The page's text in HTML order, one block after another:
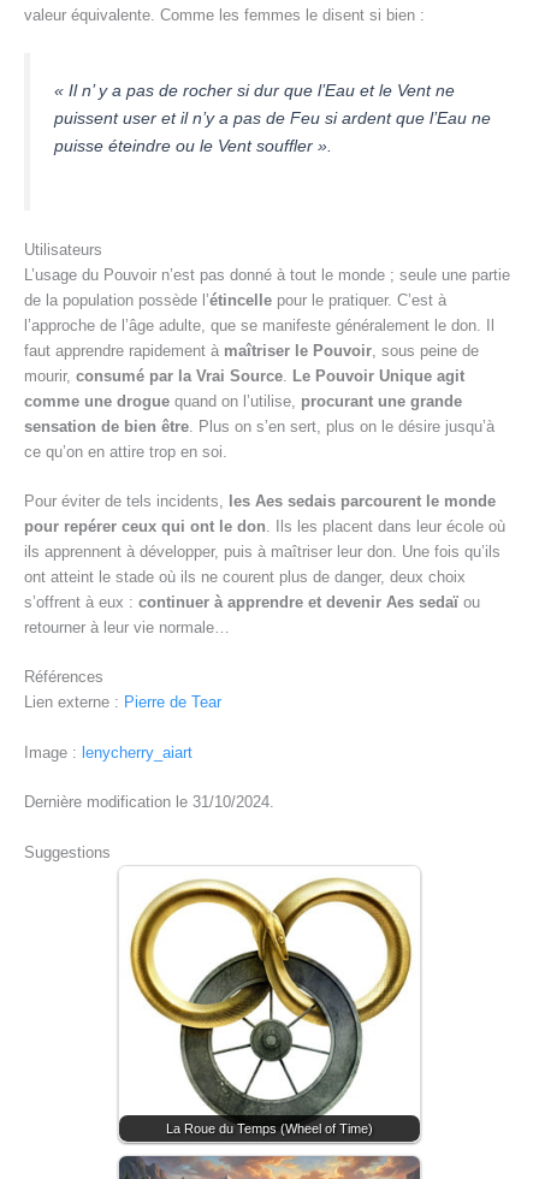
valeur équivalente. Comme les femmes le disent si bien :
« Il n’ y a pas de rocher si dur que l’Eau et le Vent ne
puissent user et il n’y a pas de Feu si ardent que l’Eau ne
puisse éteindre ou le Vent souffler ».
Utilisateurs
L’usage du Pouvoir n’est pas donné à tout le monde ; seule une partie
de la population possède l’étincelle pour le pratiquer. C’est à
l’approche de l’âge adulte, que se manifeste généralement le don. Il
faut apprendre rapidement à maîtriser le Pouvoir , sous peine de
mourir, consumé par la Vrai Source Le Pouvoir Unique agit
comme une drogue quand on l’utilise, procurant une grande
sensation de bien être . Plus on s’en sert, plus on le désire jusqu’à
ce qu’on en attire trop en soi.
Pour éviter de tels incidents,
les Aes sedais parcourent le monde
pour repérer ceux qui ont le don . Ils les placent dans leur école où
ils apprennent à développer, puis à maîtriser leur don. Une fois qu’ils
ont atteint le stade où ils ne courent plus de danger, deux choix
s’offrent à eux : continuer à apprendre et devenir Aes sedaï ou
retourner à leur vie normale…
Références
Lien externe : Pierre de Tear
Image : lenycherry_aiart
Dernière modification le 31/10/2024.
Suggestions
La Roue du Temps (Wheel of Time)